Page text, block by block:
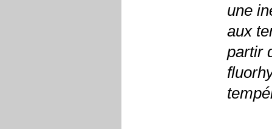
une
aux
partir